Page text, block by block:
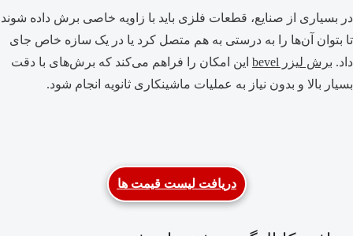
در بسیاری از صنایع، قطعات فلزی باید با زاویه خاصی برش داده شوند
تا بتوان آن‌ها را به درستی به هم متصل کرد یا در یک سازه خاص جای
داد. برش لیزر bevel
این امکان را فراهم می‌کند که برش‌های با دقت
بسیار بالا و بدون نیاز به عملیات ماشینکاری ثانویه انجام شود.
دریافت لیست قیمت ها